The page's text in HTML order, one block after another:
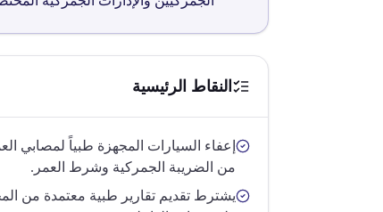
النقاط الرئيسية
إعفاء السيارات المجهزة طبياً لمصابي
من الضريبة الجمركية وشرط العمر.
يشترط تقديم تقارير طبية معتمدة من